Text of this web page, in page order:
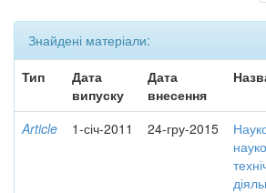
Знайдені матеріали:
Тип
Дата
випуску
Дата
внесення
Article 1-січ-2011 24-гру-2015